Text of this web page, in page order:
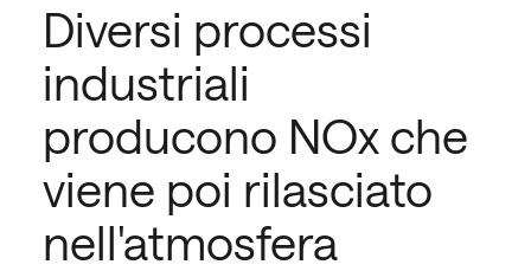
Diversi processi
industriali
producono NOx che
viene poi rilasciato
nell'atmosfera